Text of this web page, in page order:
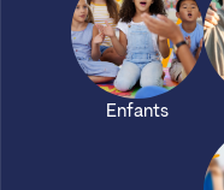
Enfants